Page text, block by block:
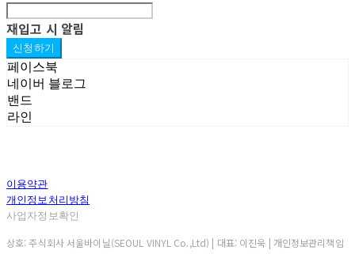
재입고 시 알림
신청하기
페이스북
네이버 블로그
밴드
라인
이용약관
개인정보처리방침
사업자정보확인
상호: 주식회사 서울바이닐(SEOUL VINYL Co.,Ltd) | 대표: 이진욱 | 개인정보관리책임